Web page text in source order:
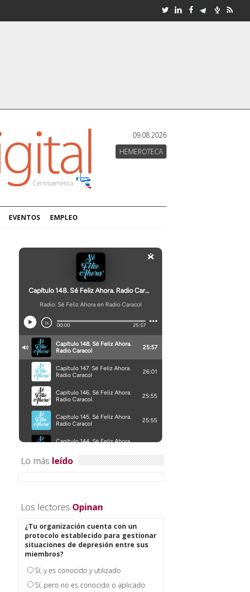
09.08.2026
HEMEROTECA
EVENTOS EMPLEO
Lo más leído
Los lectores Opinan
¿Tu organización cuenta con un
protocolo establecido para gestionar
situaciones de depresión entre sus
miembros?
Sí, y es conocido y utilizado
Sí, pero no es conocido o aplicado